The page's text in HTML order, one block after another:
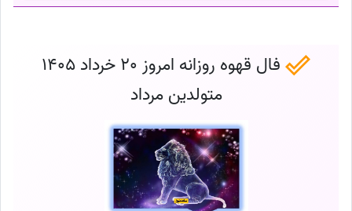
فال قهوه روزانه امروز 20 خرداد 1405
متولدین مرداد